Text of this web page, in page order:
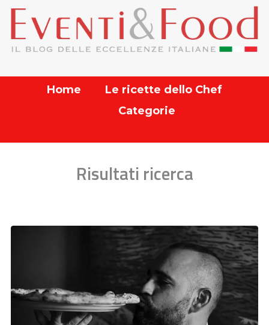
Home
Le ricette dello Chef
Categorie
Risultati ricerca